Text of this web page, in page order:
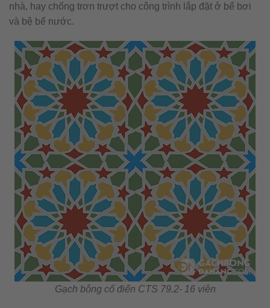
nhà, hay chống trơn trượt cho công trình lắp đặt ở bể bơi
và bệ bể nước.
Gạch bông cổ điển CTS 79.2- 16 viên